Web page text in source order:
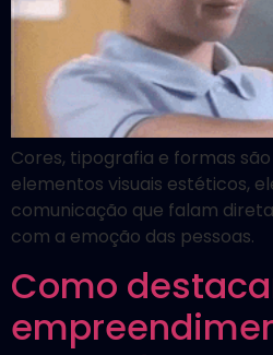
Cores, tipografia e formas
elementos visuais estéticos,
comunicação que falam
com a emoção das pessoas.
Como